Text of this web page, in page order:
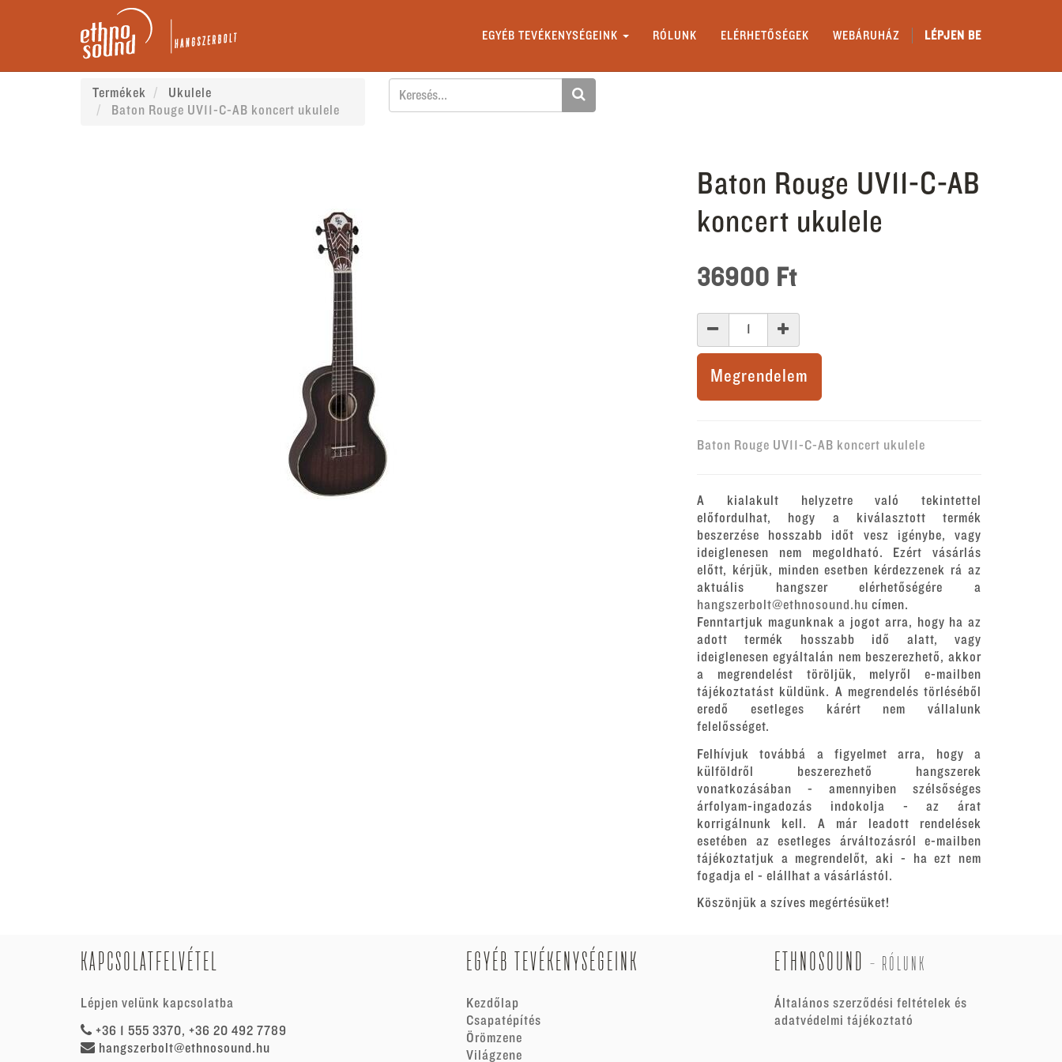
EGYÉB TEVÉKENYSÉGEINK RÓLUNK ELÉRHETŐSÉGEK WEBÁRUHÁZ LÉPJEN BE
Termékek
Ukulele
Baton Rouge UV11-C-AB koncert ukulele
Baton Rouge UV11-C-AB
koncert ukulele
36900 Ft
Megrendelem
Baton Rouge UV11-C-AB koncert ukulele
A kialakult helyzetre való tekintettel
előfordulhat, hogy a kiválasztott termék
beszerzése hosszabb időt vesz igénybe, vagy
ideiglenesen nem megoldható. Ezért vásárlás
előtt, kérjük, minden esetben kérdezzenek rá az
aktuális hangszer elérhetőségére a
hangszerbolt@ethnosound.hu címen.
Fenntartjuk magunknak a jogot arra, hogy ha az
adott termék hosszabb idő alatt, vagy
ideiglenesen egyáltalán nem beszerezhető, akkor
a megrendelést töröljük, melyről e-mailben
tájékoztatást küldünk. A megrendelés törléséből
eredő esetleges kárért nem vállalunk
felelősséget.
Felhívjuk továbbá a figyelmet arra, hogy a
külföldről beszerezhető hangszerek
vonatkozásában - amennyiben szélsőséges
árfolyam-ingadozás indokolja - az árat
korrigálnunk kell. A már leadott rendelések
esetében az esetleges árváltozásról e-mailben
tájékoztatjuk a megrendelőt, aki - ha ezt nem
fogadja el - elállhat a vásárlástól.
Köszönjük a szíves megértésüket!
KAPCSOLATFELVÉTEL
Lépjen velünk kapcsolatba
+36 1 555 3370, +36 20 492 7789
hangszerbolt@ethnosound.hu
EGYÉB TEVÉKENYSÉGEINK
Kezdőlap
Csapatépítés
Örömzene
Világzene
ETHNOSOUND - RÓLUNK
Általános szerződési feltételek és
adatvédelmi tájékoztató